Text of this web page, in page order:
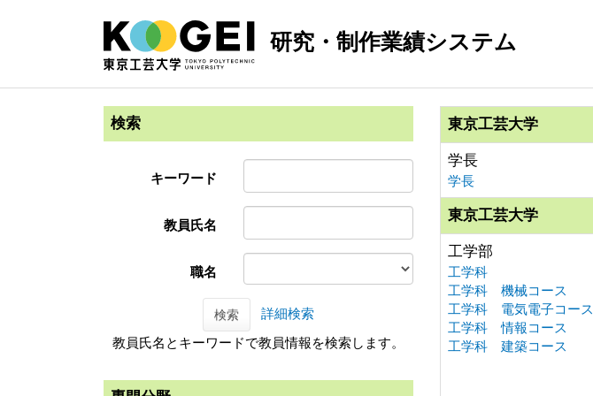
研究・制作業績システム
検索
キーワード
教員氏名
職名
検索
詳細検索
教員氏名とキーワードで教員情報を検索します。
東京工芸大学
学長
学長
東京工芸大学
工学部
工学科
工学科 機械コース
工学科 電気電子コース
工学科 情報コース
工学科 建築コース